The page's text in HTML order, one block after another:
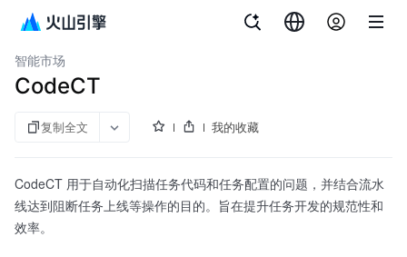
大数据研发治理套件
智能市场
CodeCT
复制全文 我的收藏
CodeCT 用于自动化扫描任务代码和任务配置的问题，并结合流水
线达到阻断任务上线等操作的目的。旨在提升任务开发的规范性和
效率。